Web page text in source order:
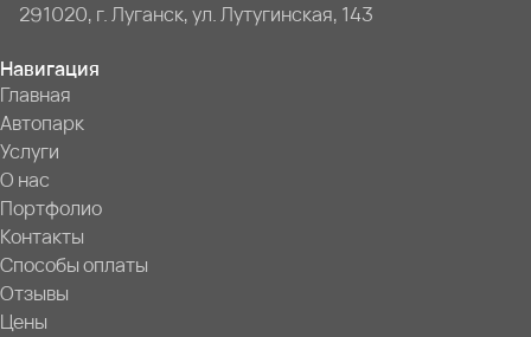
291020, г. Луганск, ул. Лутугинская, 143
Навигация
Главная
Автопарк
Услуги
О нас
Портфолио
Контакты
Способы оплаты
Отзывы
Цены